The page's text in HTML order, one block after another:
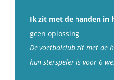
Ik zit met de handen in
geen oplossing
De voetbalclub zit met de
hun sterspeler is voor 6